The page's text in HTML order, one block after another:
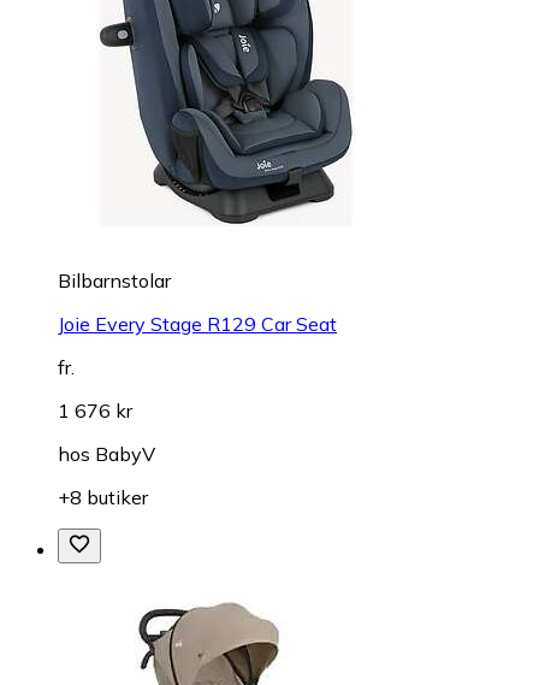
Bilbarnstolar
Joie Every Stage R129 Car Seat
fr.
1 676 kr
hos BabyV
+8 butiker